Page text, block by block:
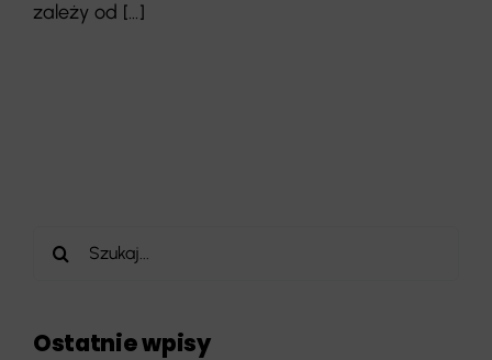
zależy od [...]
Szukaj
Ostatnie wpisy